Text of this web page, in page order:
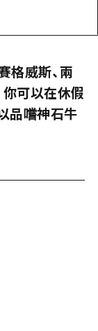
格威斯、兩
可以在休假
品嚐神石牛